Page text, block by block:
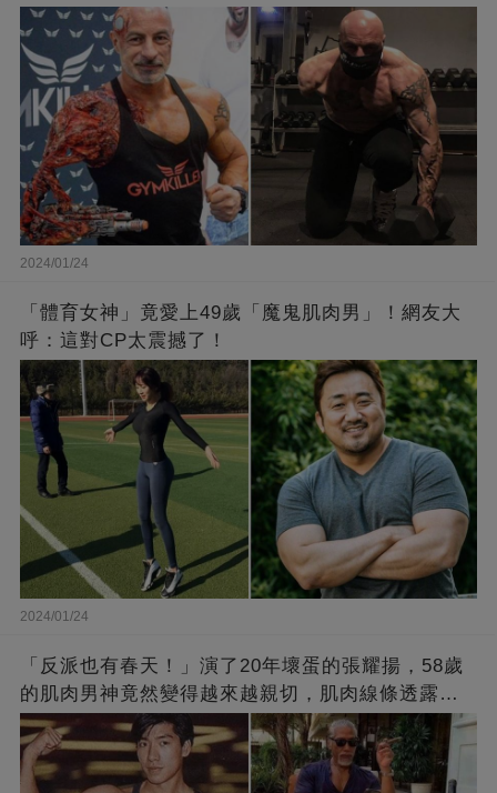
2024/01/24
「體育女神」竟愛上49歲「魔鬼肌肉男」！網友大
呼：這對CP太震撼了！
2024/01/24
「反派也有春天！」演了20年壞蛋的張耀揚，58歲
的肌肉男神竟然變得越來越親切，肌肉線條透露了
他的秘密！